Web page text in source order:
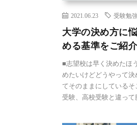
2021.06.23 受験勉強
大学の決め方に
める基準をご紹介
■志望校は早く決めたほ
めたいけどどうやって
てそのままにしている
受験、高校受験と違っ